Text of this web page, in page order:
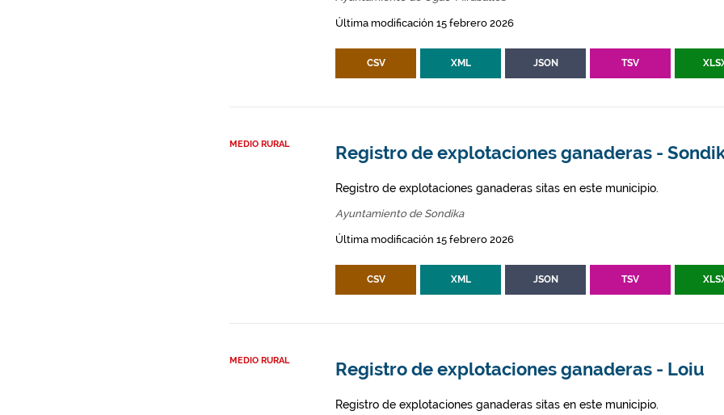
Última modificación 15 febrero 2026
CSV XML JSON TSV
MEDIO RURAL Registro de explotaciones ganaderas -
Registro de explotaciones ganaderas sitas en este municipio.
Ayuntamiento de Sondika
Última modificación 15 febrero 2026
CSV XML JSON TSV
MEDIO RURAL Registro de explotaciones ganaderas - Loiu
Registro de explotaciones ganaderas sitas en este municipio.